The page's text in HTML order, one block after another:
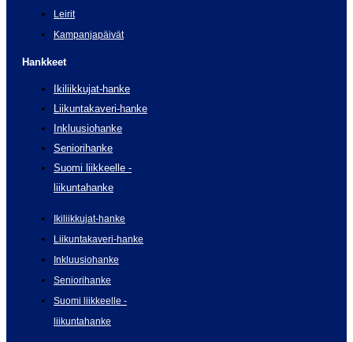
Leirit
Kampanjapäivät
Hankkeet
Ikiliikkujat-hanke
Liikuntakaveri-hanke
Inkluusiohanke
Seniorihanke
Suomi liikkeelle -
liikuntahanke
Ikiliikkujat-hanke
Liikuntakaveri-hanke
Inkluusiohanke
Seniorihanke
Suomi liikkeelle -
liikuntahanke